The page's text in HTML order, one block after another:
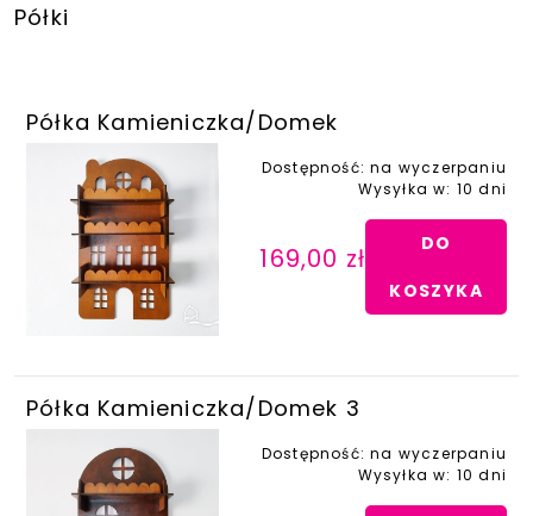
Półki
Półka Kamieniczka/Domek
Dostępność: na wyczerpaniu
Wysyłka w: 10 dni
169,00 zł
DO
KOSZYKA
Półka Kamieniczka/Domek 3
Dostępność: na wyczerpaniu
Wysyłka w: 10 dni